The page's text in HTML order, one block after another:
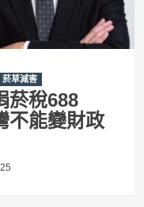
菸草減害
菸稅688
能變財政